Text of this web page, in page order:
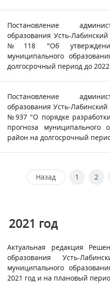
Постановление
образования Усть-
№118 "Об
муниципального
долгосрочный период до 2022
Постановление
образования Усть-
№937 "О порядке
прогноза муниципального
район на долгосрочный
Назад 1 2
2021 год
Актуальная редакция
образования Усть-
муниципального
2021 год и на плановый